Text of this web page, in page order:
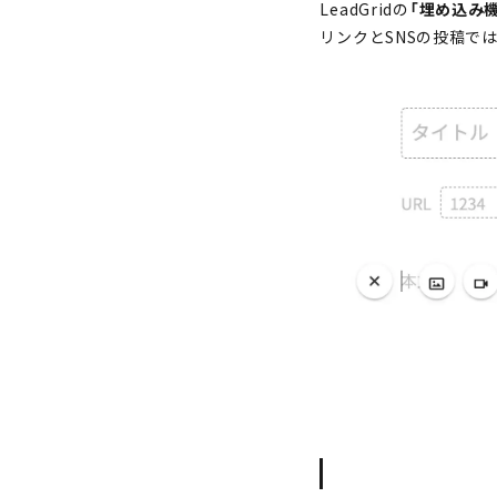
LeadGridの 「埋め込み
リンクとSNSの投稿で